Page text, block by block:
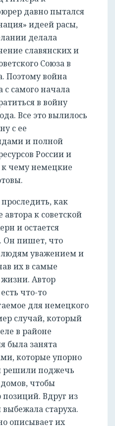
давно пытался
идеей расы,
делала
славянских и
Союза в
Поэтому война
самого начала
в войну
Все это вылилось
с ее
и полной
России и
к чему немецкие
как
к советской
и остается
Он пишет, что
людям уважением и
их в самые
Автор
что-то
для немецкого
случай, который
в районе
была занята
которые упорно
решили поджечь
чтобы
позиций. Вдруг из
старуха.
описывает их